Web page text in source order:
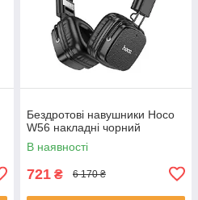
Бездротові навушники Hoco
W56 накладні чорний
В наявності
721 ₴ 6 170 ₴